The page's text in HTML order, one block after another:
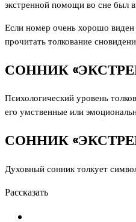
экстренной помощи во сне был
Если номер очень хорошо виден
прочитать толкование
СОННИК
Психологический уровень
его умственные или
СОННИК
Духовный сонник толкует
Рассказать